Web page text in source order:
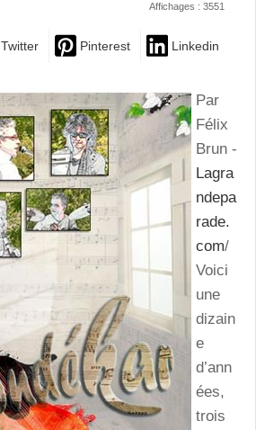
Affichages : 3551
Twitter Pinterest Linkedin
Par
Félix
Brun -
Lagra
ndepa
rade.
com/
Voici
une
dizain
e
d’ann
ées,
trois